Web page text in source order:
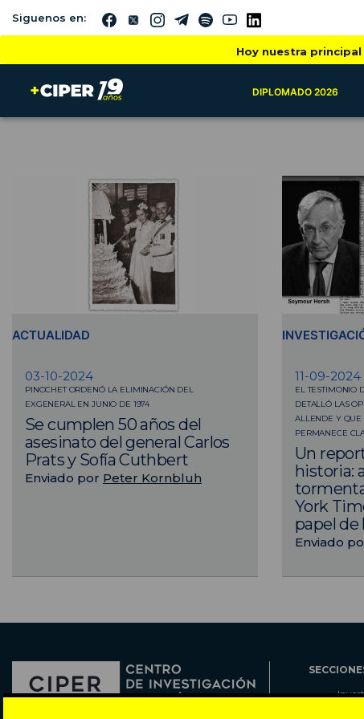
Siguenos en:
Hoy nuestra
DIPLOMADO 2026
ACTUALIDAD
03-10-2024
PINOCHET ORDENÓ LA ELIMINACIÓN DEL
EXGENERAL EN JUNIO DE 1974
Se cumplen 50 años del
asesinato del general Carlos
Prats y Sofía Cuthbert
Enviado por Peter Kornbluh
11-09-2024
EL TESTIMONIO
DETALLÓ LAS
ALLENDE Y QUE
PERMANECE
Un
historia:
York
papel de
Enviado